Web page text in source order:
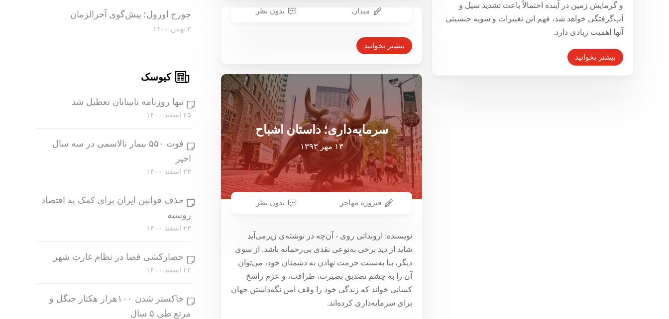
و گرمایش زمین در آینده احتمالاً باعث تشديد سیل و
آب‌گرفتگی خواهد شد، فهم اين تغییرات و سویه جنسیتی
آنها اهمیت زیادی دارد.
بیشتر بخوانید
میدان بدون نظر
بیشتر بخوانید
سرمایه‌‌داری؛ داستان اشباح
۱۳ مهر ۱۳۹۳
فیروزه مهاجر بدون نظر
نویسنده: ارونداتی روی - آن‌‌چه در نوشته‌­ی زیرمی­‌آید
شاید از دید برخی به‌­نوعی نقدی بی‌­رحمانه باشد. از سوی
دیگر، بنا به‌­سنت حرمت نهادن به­ دشمنان خود، می‌­توان
آن را به ­چشم تصدیق ­بصیرت، ظرافت، و عزم راسخ
کسانی خواند که زندگی خود را وقف امن نگه‌­داشتن جهان
برای سرمایه‌­داری کرده‌­اند.
جورج اورول؛ پیش‌گوی آخرالزمان
۳ بهمن ۱۴۰۰
کیوسک
تنها روزنامه نابینایان تعطیل شد
۲۵ اسفند ۱۴۰۰
فوت ۵۵۰ بیمار تالاسمی در سه سال
اخیر
۲۴ اسفند ۱۴۰۰
حذف قوانین ایران برای کمک به اقتصاد
روسیه
۲۳ اسفند ۱۴۰۰
حصارکشی فضا در نظام غارتِ شهر
۲۲ اسفند ۱۴۰۰
خاکستر شدن ۱۰۰هزار هکتار جنگل و
مرتع طی ۵ سال